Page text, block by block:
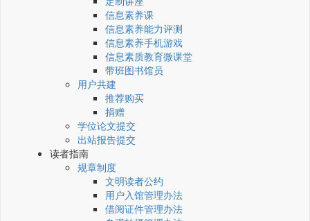
信息素养课
信息素养能力评测
信息素养手机游戏
信息素质教育微课堂
带班图书馆员
用户共建
推荐购买
捐赠
学位论文提交
出站报告提交
读者指南
规章制度
文明读者公约
用户入馆管理办法
借阅证件管理办法